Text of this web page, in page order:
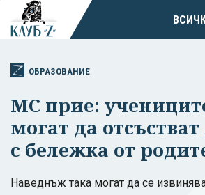
ОБРАЗОВАНИЕ
МС прие:
могат да
с бележка от
Наведнъж така могат да се